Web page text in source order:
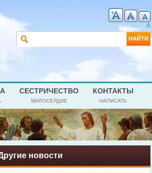
A
Форма поиска
СЕСТРИЧЕСТВО
МИЛОСЕРДИЕ
КОНТАКТЫ
НАПИСАТЬ
новости